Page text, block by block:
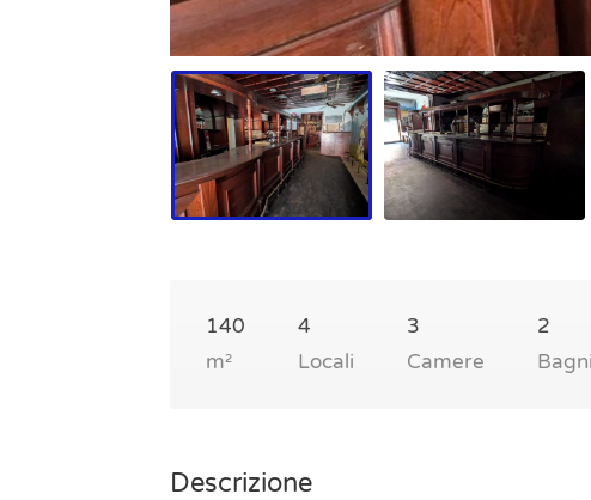
140
m²
4
Locali
3
Camere
2
Bagni
Descrizione